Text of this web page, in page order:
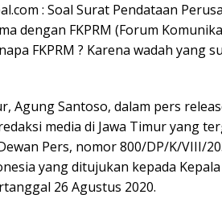
: Soal Surat Pendataan
dengan FKPRM (Forum
FKPRM ? Karena wadah
Agung Santoso, dalam pers
media di Jawa Timur yang
Pers, nomor 800/DP/K/VIII/
yang ditujukan kepada
26 Agustus 2020.